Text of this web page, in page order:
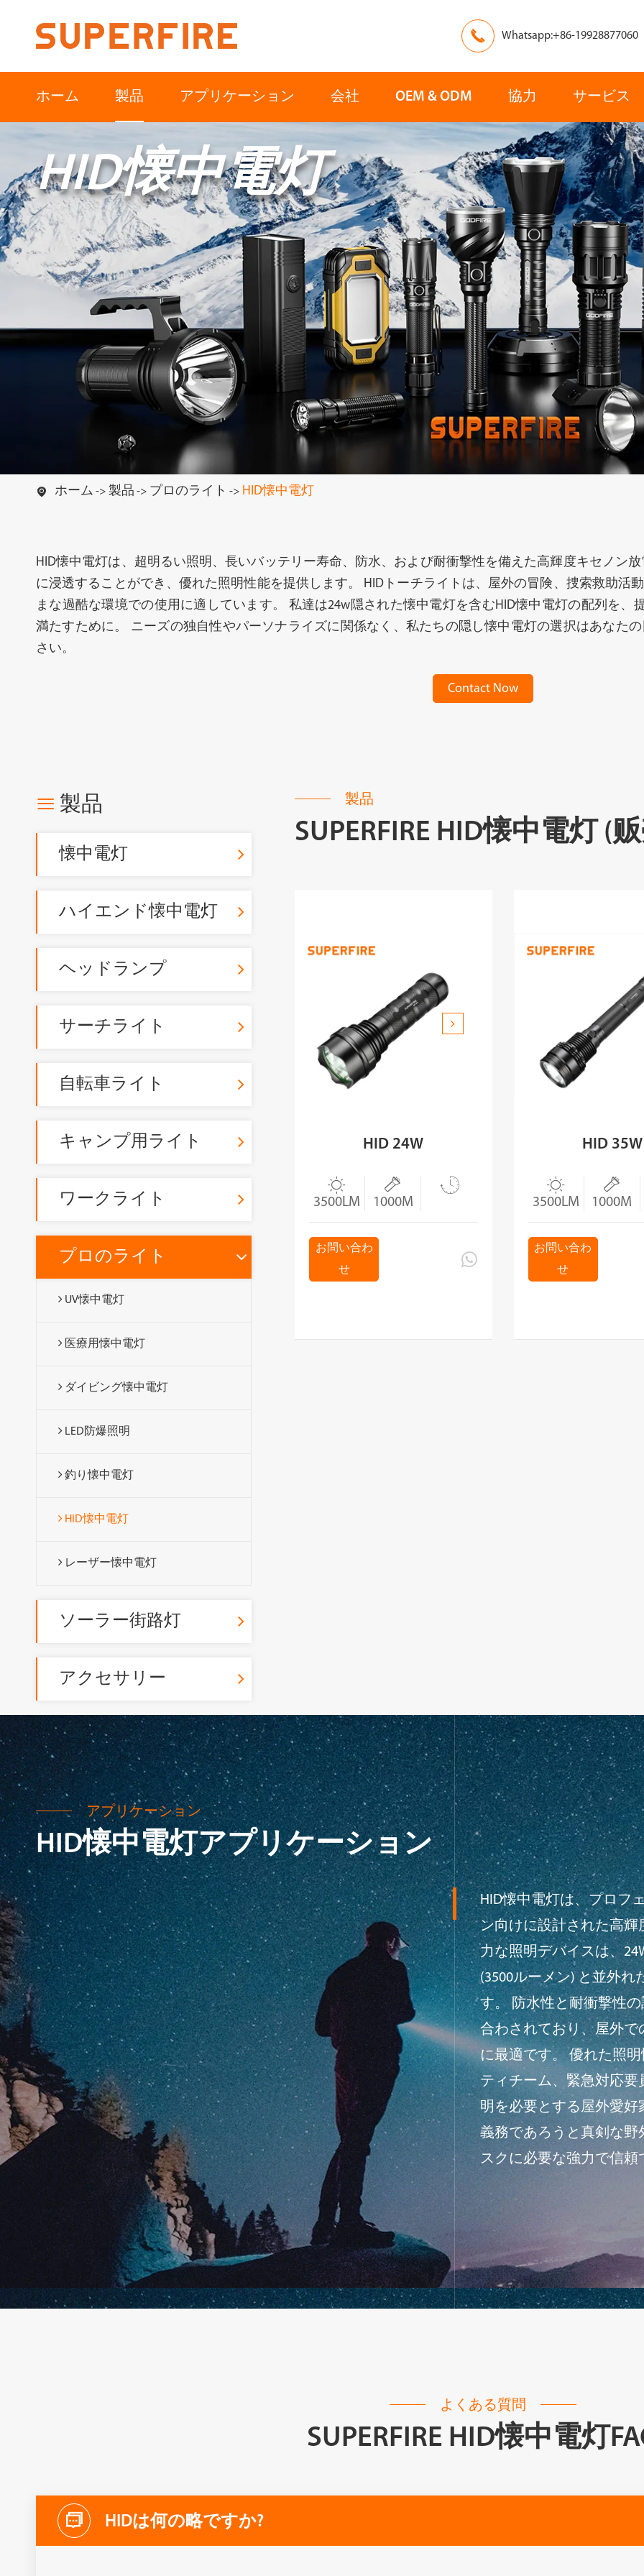
 Whatsapp:+86-19928877060
ホーム 製品
懐中電灯 ハイエンド懐中電灯 ヘッドランプ
キャンプ用ライト ワークライト プロのライト ソ
アプリケーション
アウトドア 産業 レスキュー 検索
会社 OEM & ODM 協力 サービス
北米 南アメリカ ヨーロッパ アジア
HID懐中電灯
 ホーム 製品 プロのライト HID懐中電灯
HID懐中電灯は、超明るい照明、長いバッテリー寿命、防水、および耐衝撃性を備えた高輝度キセノン
に浸透することができ、優れた照明性能を提供します。 HIDトーチライトは、屋外の冒険、捜索救助活
まな過酷な環境での使用に適しています。 私達は24w隠された懐中電灯を含むHID懐中電灯の配列を、
満たすために。 ニーズの独自性やパーソナライズに関係なく、私たちの隠し懐中電灯の選択はあなた
さい。
Contact Now
 製品
懐中電灯
ハイエンド懐中電灯
ヘッドランプ
サーチライト
自転車ライト
キャンプ用ライト
ワークライト
プロのライト
UV懐中電灯
医療用懐中電灯
ダイビング懐中電灯
LED防爆照明
釣り懐中電灯
HID懐中電灯
レーザー懐中電灯
ソーラー街路灯
アクセサリー
製品
SUPERFIRE HID懐中電灯 (
HID 24W

3500LM

1000M

お問い合わ
せ

HID 35W

3500LM

1000M
お問い合わ
せ
アプリケーション
HID懐中電灯アプリケーション
HID懐中電灯は、プロフ
ン向けに設計された高輝
力な照明デバイスは、
(3500ルーメン) と並外れ
す。 防水性と耐衝撃性
合わされており、屋外
に最適です。 優れた照
ティチーム、緊急対応
明を必要とする屋外愛好
義務であろうと真剣な野
スクに必要な強力で信
よくある質問
SUPERFIRE HID懐中電灯
 HIDは何の略ですか?